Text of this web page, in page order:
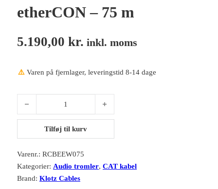
etherCON – 75 m
5.190,00 kr. inkl. moms
⚠️ Varen på fjernlager, leveringstid 8-14 dage
Tilføj til kurv
Varenr.: RCBEEW075
Kategorier: Audio tromler, CAT kabel
Brand: Klotz Cables